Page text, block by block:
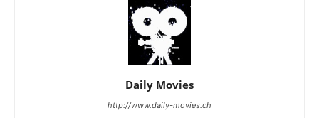
Daily Movies
http://www.daily-movies.ch